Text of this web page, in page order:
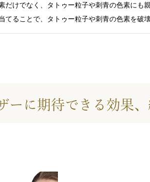
だけでなく、タトゥー粒子や刺青の色素にも
ることで、タトゥー粒子や刺青の色素を破
ーに期待できる 効果